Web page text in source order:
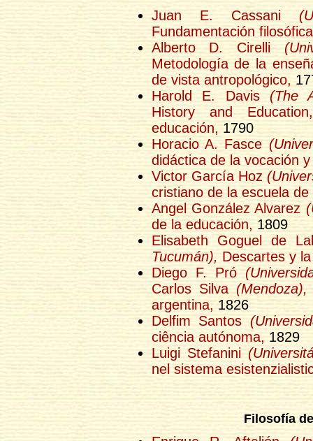
Juan E. Cassani
Fundamentación
Alberto D. Cirelli
Metodología de la
de vista antropológico,
Harold E. Davis (The
History and
educación, 1790
Horacio A. Fasce
didáctica de la vocación
Victor García Hoz
cristiano de la escuela de
Angel González Alvarez
de la educación, 1809
Elisabeth Goguel de
Tucumán), Descartes y
Diego F. Pró
Carlos Silva(Mendoza),
argentina, 1826
Delfim Santos
ciência autónoma, 1829
Luigi Stefanini
nel sistema
Filosofía